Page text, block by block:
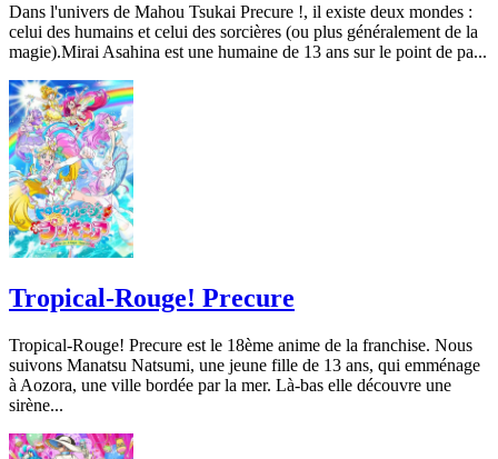
Dans l'univers de Mahou Tsukai Precure !, il existe deux mondes :
celui des humains et celui des sorcières (ou plus généralement de la
magie).Mirai Asahina est une humaine de 13 ans sur le point de pa...
Tropical-Rouge! Precure
Tropical-Rouge! Precure est le 18ème anime de la franchise. Nous
suivons Manatsu Natsumi, une jeune fille de 13 ans, qui emménage
à Aozora, une ville bordée par la mer. Là-bas elle découvre une
sirène...